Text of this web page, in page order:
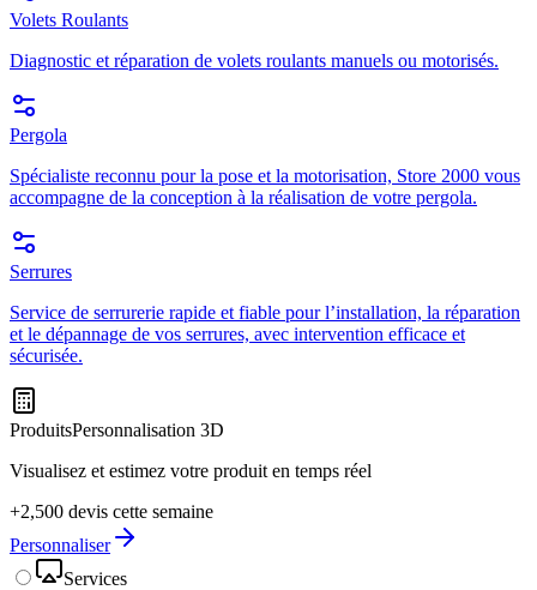
Volets Roulants
Diagnostic et réparation de volets roulants manuels ou motorisés.
Pergola
Spécialiste reconnu pour la pose et la motorisation, Store 2000 vous
accompagne de la conception à la réalisation de votre pergola.
Serrures
Service de serrurerie rapide et fiable pour l’installation, la réparation
et le dépannage de vos serrures, avec intervention efficace et
sécurisée.
ProduitsPersonnalisation 3D
Visualisez et estimez votre produit en temps réel
+2,500 devis cette semaine
Personnaliser
Services